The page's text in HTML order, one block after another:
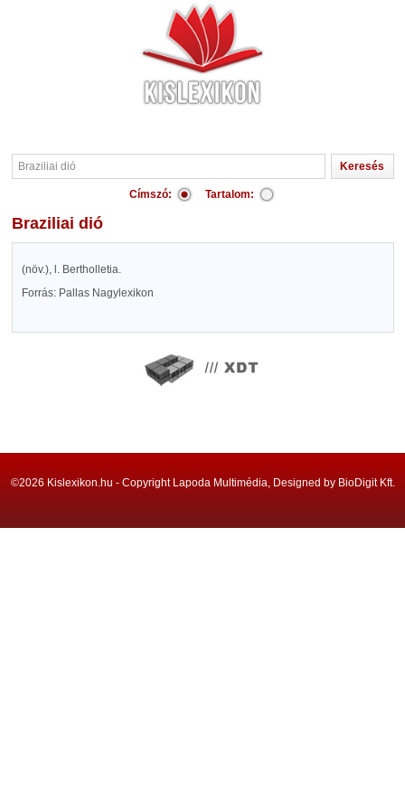
Címszó: Tartalom:
Braziliai dió
(növ.), l. Bertholletia.
Forrás: Pallas Nagylexikon
©2026 Kislexikon.hu - Copyright Lapoda Multimédia, Designed by BioDigit Kft.